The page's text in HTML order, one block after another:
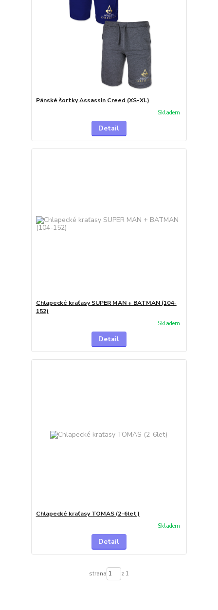
Pánské šortky Assassin Creed (XS-XL)
Skladem
Detail
Chlapecké kraťasy SUPER MAN + BATMAN (104-
152)
Skladem
Detail
Chlapecké kraťasy TOMAS (2-6let)
Skladem
Detail
strana z 1